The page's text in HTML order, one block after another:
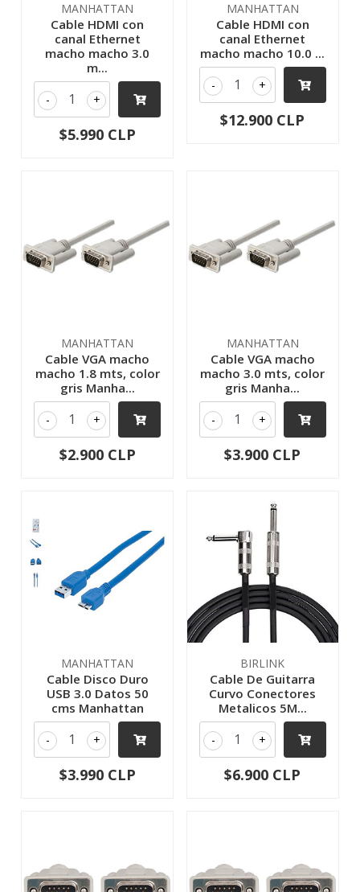
MANHATTAN
Cable HDMI con
canal Ethernet
macho macho 3.0
m...
+
-
$5.990 CLP
MANHATTAN
Cable HDMI con
canal Ethernet
macho macho 10.0 ...
+
-
$12.900 CLP
MANHATTAN
Cable VGA macho
macho 1.8 mts, color
gris Manha...
+
-
$2.900 CLP
MANHATTAN
Cable VGA macho
macho 3.0 mts, color
gris Manha...
+
-
$3.900 CLP
MANHATTAN
Cable Disco Duro
USB 3.0 Datos 50
cms Manhattan
+
-
$3.990 CLP
BIRLINK
Cable De Guitarra
Curvo Conectores
Metalicos 5M...
+
-
$6.900 CLP